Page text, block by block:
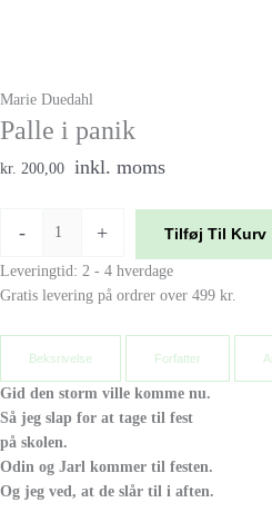
Marie Duedahl
Palle i panik
kr. 200,00 inkl. moms
- + Tilføj Til Kurv
Leveringtid: 2 - 4 hverdage
Gratis levering på ordrer over 499 kr.
Beksrivelse Forfatter
Gid den storm ville komme nu.
Så jeg slap for at tage til fest
på skolen.
Odin og Jarl kommer til festen.
Og jeg ved, at de slår til i aften.